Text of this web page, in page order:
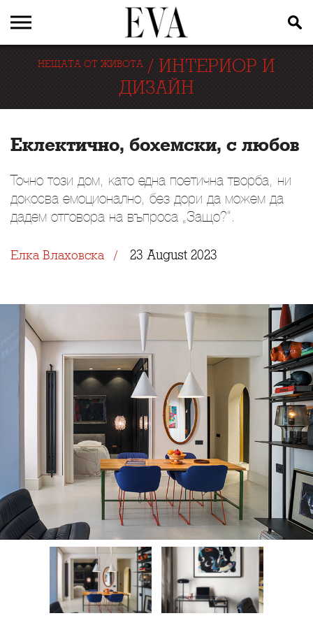
НЕЩАТА ОТ ЖИВОТА / ИНТЕРИОР И
ДИЗАЙН
Еклектично, бохемски, с любов
Точно този дом, като една поетична творба, ни
докосва емоционално, без дори да можем да
дадем отговора на въпроса „Защо?“.
Елка Влаховска 23 August 2023